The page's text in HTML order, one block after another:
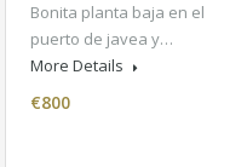
Bonita planta baja en el
puerto de javea y…
More Details
€800